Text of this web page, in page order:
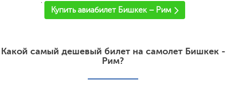
'
Купить авиабилет Бишкек – Рим
Какой самый дешевый билет на самолет Бишкек -
Рим?